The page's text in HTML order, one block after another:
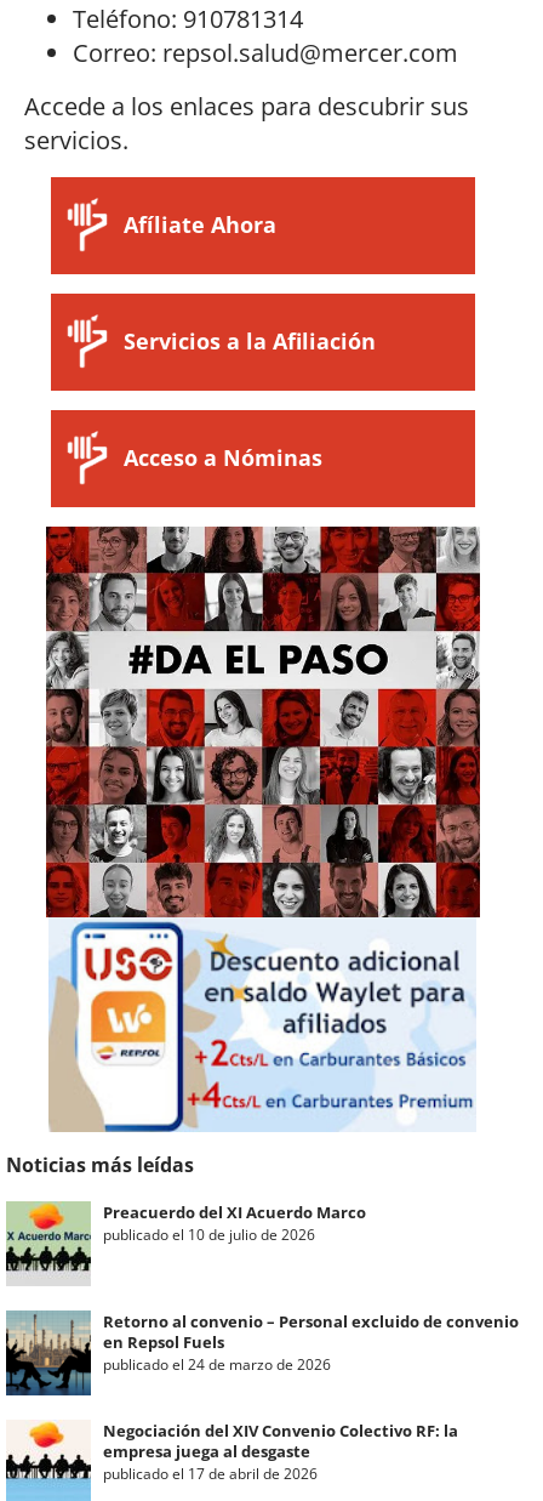
Teléfono: 910781314
Correo: repsol.salud@mercer.com
Accede a los enlaces para descubrir sus
servicios.
Afíliate Ahora
Servicios a la Afiliación
Acceso a Nóminas
Noticias más leídas
Preacuerdo del XI Acuerdo Marco
publicado el 10 de julio de 2026
Retorno al convenio – Personal excluido de convenio
en Repsol Fuels
publicado el 24 de marzo de 2026
Negociación del XIV Convenio Colectivo RF: la
empresa juega al desgaste
publicado el 17 de abril de 2026